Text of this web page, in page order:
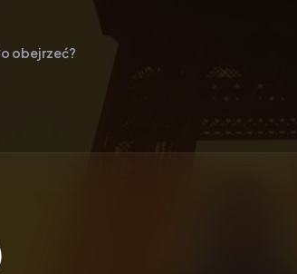
obejrzeć?